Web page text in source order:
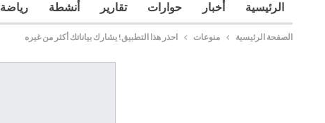
الرئيسية أخبار حوارات تقارير أنشطة رياضة
الصفحة الرئيسية منوعات احذر هذا التطبيق! يشارك بياناتك أكثر من غيره